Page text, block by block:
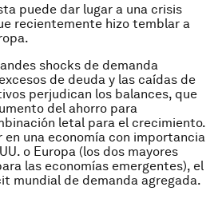
puede dar lugar a una crisis
recientemente hizo temblar a
shocks de demanda
de deuda y las caídas de
perjudican los balances, que
del ahorro para
letal para el crecimiento.
en una economía con importancia
o Europa (los dos mayores
las economías emergentes), el
mundial de demanda agregada.